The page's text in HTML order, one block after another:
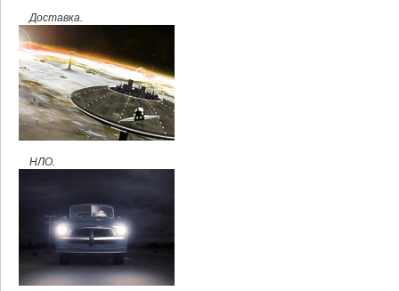
Доставка.
НЛО.